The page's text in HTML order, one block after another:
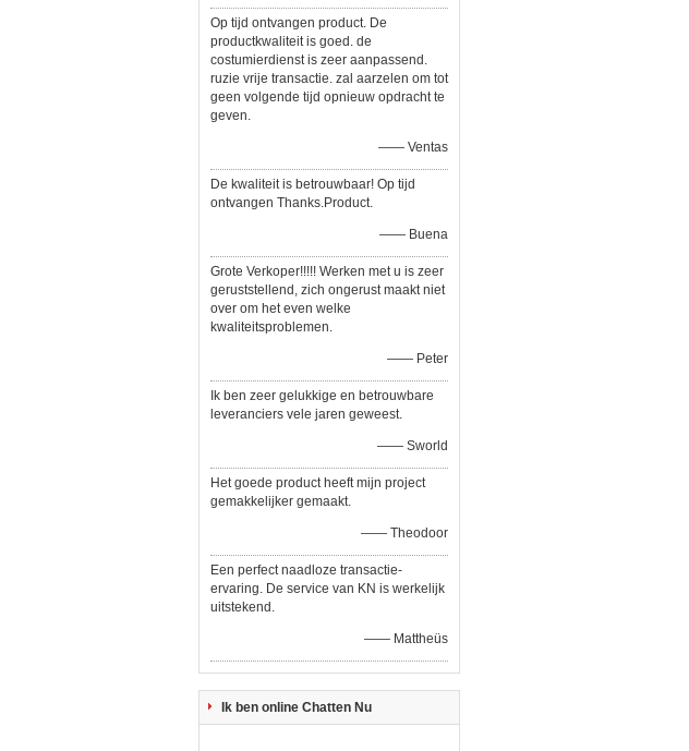
Op tijd ontvangen product. De
productkwaliteit is goed. de
costumierdienst is zeer aanpassend.
ruzie vrije transactie. zal aarzelen om tot
geen volgende tijd opnieuw opdracht te
geven.
—— Ventas
De kwaliteit is betrouwbaar! Op tijd
ontvangen Thanks.Product.
—— Buena
Grote Verkoper!!!!! Werken met u is zeer
geruststellend, zich ongerust maakt niet
over om het even welke
kwaliteitsproblemen.
—— Peter
Ik ben zeer gelukkige en betrouwbare
leveranciers vele jaren geweest.
—— Sworld
Het goede product heeft mijn project
gemakkelijker gemaakt.
—— Theodoor
Een perfect naadloze transactie-
ervaring. De service van KN is werkelijk
uitstekend.
—— Mattheüs
Ik ben online Chatten Nu